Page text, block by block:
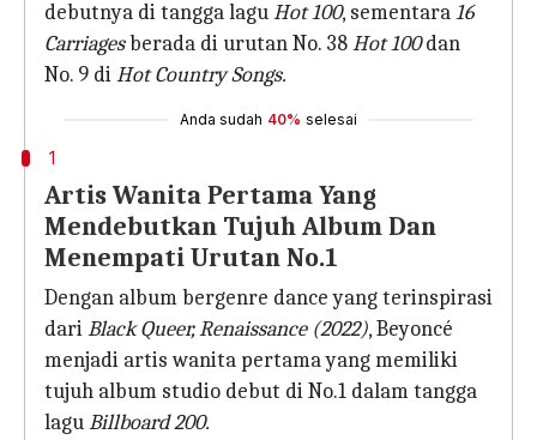
debutnya di tangga laguHot 100, sementara16
Carriagesberada di urutan No. 38Hot 100dan
No. 9 diHot Country Songs.
Anda sudah 40% selesai
1
Artis Wanita Pertama Yang
Mendebutkan Tujuh Album Dan
Menempati Urutan No.1
Dengan album bergenre dance yang terinspirasi
dariBlack Queer, Renaissance (2022), Beyoncé
menjadi artis wanita pertama yang memiliki
tujuh album studio debut di No.1 dalam tangga
laguBillboard 200.